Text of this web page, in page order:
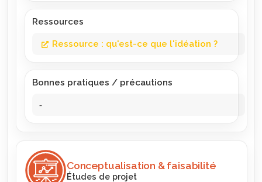
Ressources
Ressource : qu'est-ce que l'idéation ?
Bonnes pratiques / précautions
-
Conceptualisation & faisabilité
Études de projet